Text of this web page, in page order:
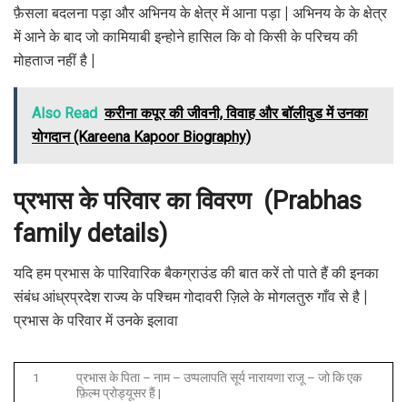
फ़ैसला बदलना पड़ा और अभिनय के क्षेत्र में आना पड़ा | अभिनय के के क्षेत्र
में आने के बाद जो कामियाबी इन्होने हासिल कि वो किसी के परिचय की
मोहताज नहीं है |
Also Read करीना कपूर की जीवनी, विवाह और बॉलीवुड में उनका
योगदान (Kareena Kapoor Biography)
प्रभास के परिवार का विवरण (Prabhas
family details)
यदि हम प्रभास के पारिवारिक बैकग्राउंड की बात करें तो पाते हैं की इनका
संबंध आंध्रप्रदेश राज्य के पश्चिम गोदावरी ज़िले के मोगलतुरु गाँव से है |
प्रभास के परिवार में उनके इलावा
1
प्रभास के पिता – नाम – उप्पलापति सूर्य नारायणा राजू – जो कि एक
फ़िल्म प्रोड्यूसर हैं |